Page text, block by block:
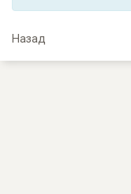
Назад